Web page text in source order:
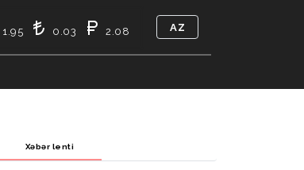
1.95 0.03 2.08 AZ
Xəbər lenti